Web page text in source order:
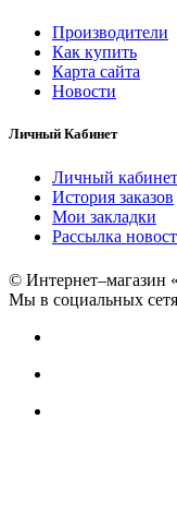
Производители
Как купить
Карта сайта
Новости
Личный Кабинет
Личный кабинет
История заказов
Мои закладки
Рассылка
© Интернет–магазин
Мы в социальных